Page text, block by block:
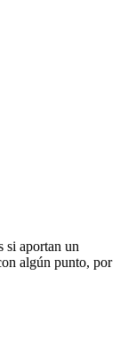
si aportan un
algún punto, por